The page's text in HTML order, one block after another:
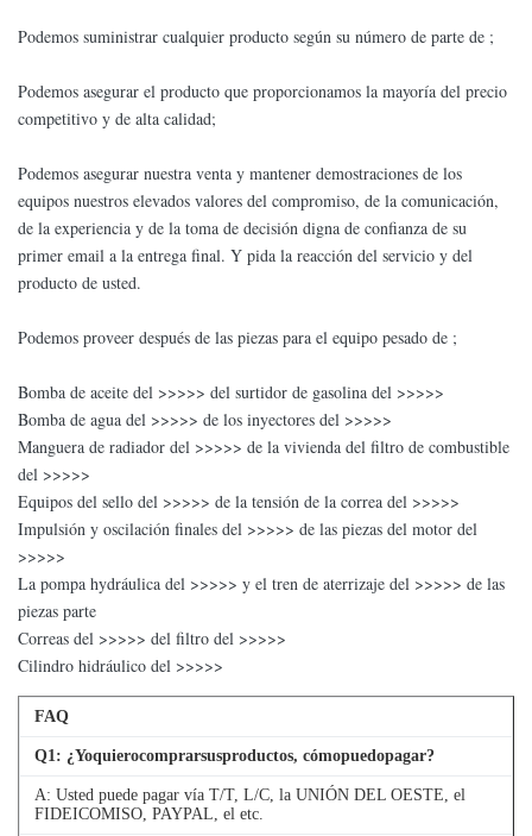
Podemos suministrar cualquier producto según su número de parte de ;
Podemos asegurar el producto que proporcionamos la mayoría del precio
competitivo y de alta calidad;
Podemos asegurar nuestra venta y mantener demostraciones de los
equipos nuestros elevados valores del compromiso, de la comunicación,
de la experiencia y de la toma de decisión digna de confianza de su
primer email a la entrega final. Y pida la reacción del servicio y del
producto de usted.
Podemos proveer después de las piezas para el equipo pesado de ;
Bomba de aceite del >>>>> del surtidor de gasolina del >>>>>
Bomba de agua del >>>>> de los inyectores del >>>>>
Manguera de radiador del >>>>> de la vivienda del filtro de combustible
del >>>>>
Equipos del sello del >>>>> de la tensión de la correa del >>>>>
Impulsión y oscilación finales del >>>>> de las piezas del motor del
>>>>>
La pompa hydráulica del >>>>> y el tren de aterrizaje del >>>>> de las
piezas parte
Correas del >>>>> del filtro del >>>>>
Cilindro hidráulico del >>>>>
FAQ
Q1: ¿Yoquierocomprarsusproductos, cómopuedopagar?
A: Usted puede pagar vía T/T, L/C, la UNIÓN DEL OESTE, el
FIDEICOMISO, PAYPAL, el etc.